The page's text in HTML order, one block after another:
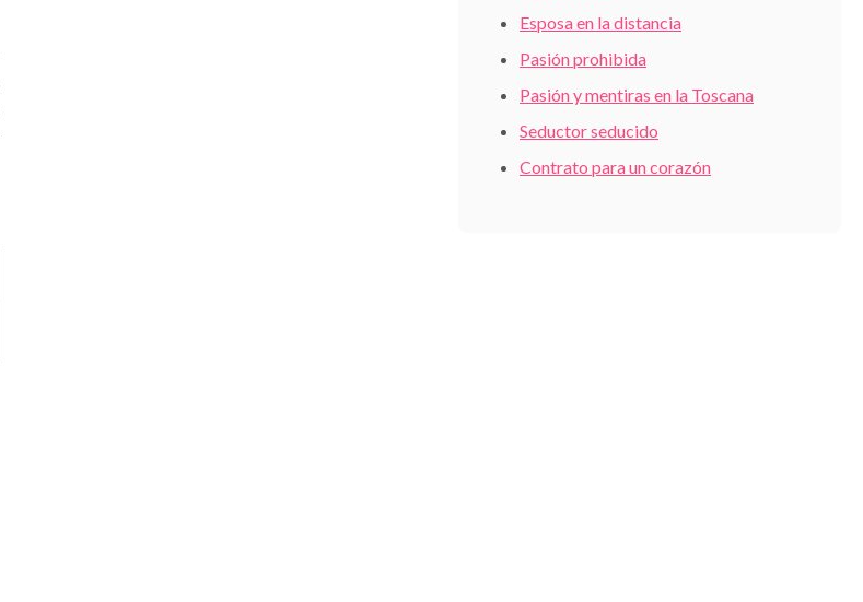
Esposa en la distancia
Pasión prohibida
Pasión y mentiras en la Toscana
Seductor seducido
Contrato para un corazón